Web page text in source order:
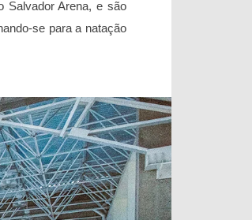
Salvador Arena, e são
se para a natação